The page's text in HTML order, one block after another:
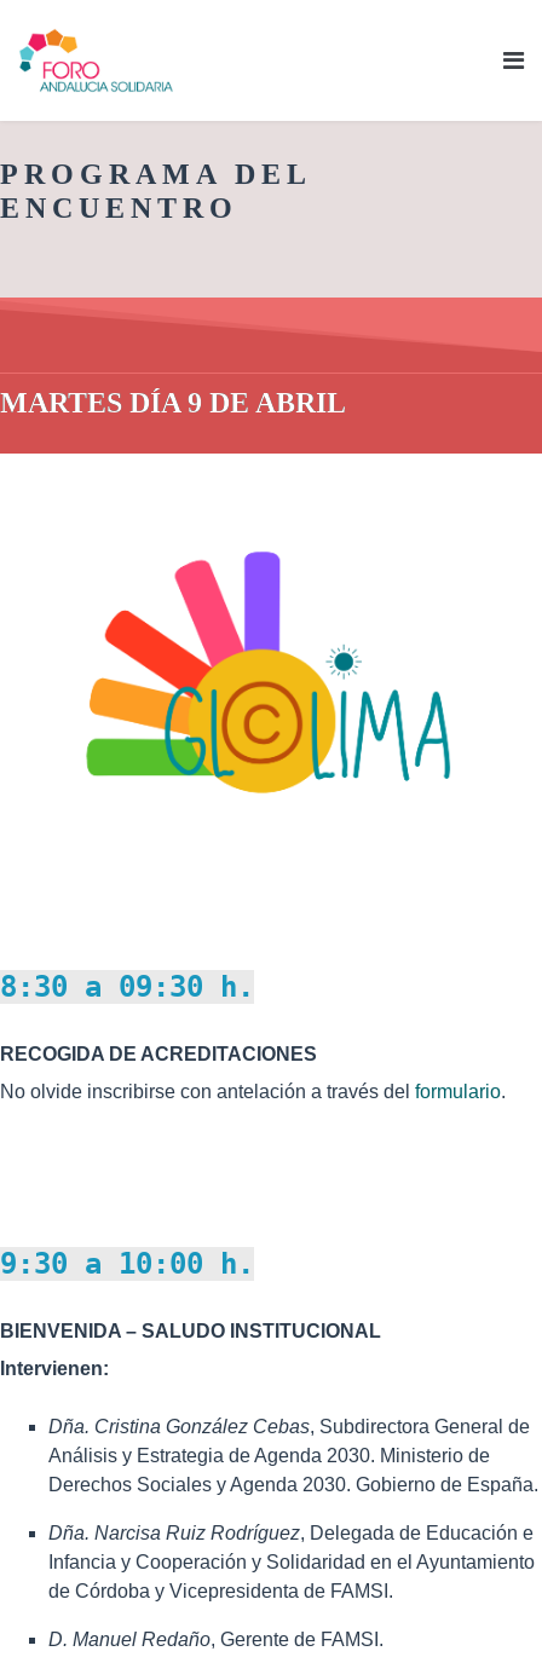
PROGRAMA DEL
ENCUENTRO
MARTES DÍA 9 DE ABRIL
8:30 a 09:30 h.
RECOGIDA DE ACREDITACIONES
No olvide inscribirse con antelación a través del formulario.
9:30 a 10:00 h.
BIENVENIDA – SALUDO INSTITUCIONAL
Intervienen:
Dña. Cristina González Cebas, Subdirectora General de
Análisis y Estrategia de Agenda 2030. Ministerio de
Derechos Sociales y Agenda 2030. Gobierno de España.
Dña. Narcisa Ruiz Rodríguez, Delegada de Educación e
Infancia y Cooperación y Solidaridad en el Ayuntamiento
de Córdoba y Vicepresidenta de FAMSI.
D. Manuel Redaño, Gerente de FAMSI.